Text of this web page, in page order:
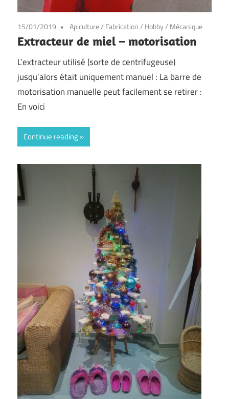
15/01/2019 Apiculture/ Fabrication/ Hobby/ Mécanique
Extracteur de miel – motorisation
L’extracteur utilisé (sorte de centrifugeuse)
jusqu’alors était uniquement manuel : La barre de
motorisation manuelle peut facilement se retirer :
En voici
Continue reading